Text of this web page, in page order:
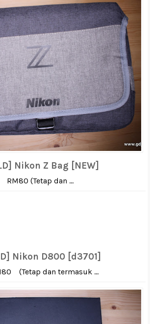
Nikon Z Bag [NEW]
RM80 (Tetap dan ...
Nikon D800 [d3701]
(Tetap dan termasuk ...